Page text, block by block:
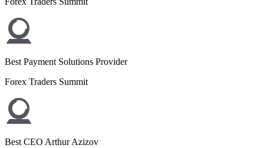
Best Payment Solutions Provider
Forex Traders Summit
Best CEO Arthur Azizov